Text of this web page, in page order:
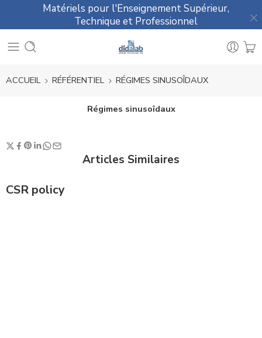
Matériels pour l'Enseignement Supérieur,
Technique et Professionnel
ACCUEIL RÉFÉRENTIEL RÉGIMES SINUSOÎDAUX
Régimes sinusoîdaux
Articles Similaires
CSR policy